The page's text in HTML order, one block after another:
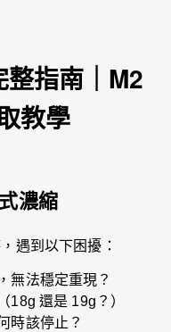
指南｜M2
教學
濃縮
遇到以下困擾：
無法穩定重現？
18g 還是 19g？）
時該停止？